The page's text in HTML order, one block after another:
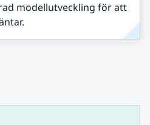
modellutveckling för att